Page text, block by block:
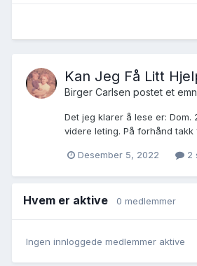
Kan Jeg Få Litt
Birger Carlsen postet et
Det jeg klarer å lese er:
videre leting. På forhånd takk
Desember 5, 2022 2
Hvem er aktive 0 medlemmer
Ingen innloggede medlemmer aktive